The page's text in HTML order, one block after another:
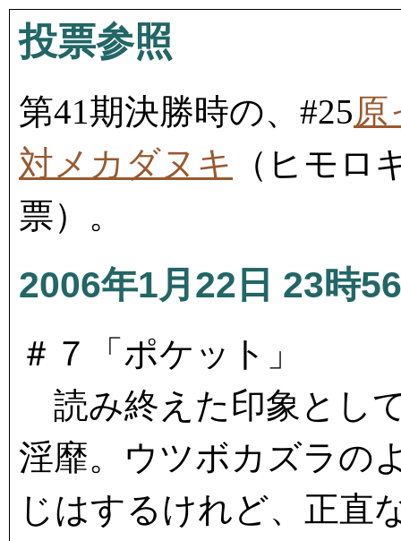
投票参照
第41期決勝時の、#25
対メカダヌキ
（ヒモロ
票）。
2006年1月22日 23時
＃７「ポケット」
読み終えた印象とし
淫靡。ウツボカズラの
じはするけれど、正直